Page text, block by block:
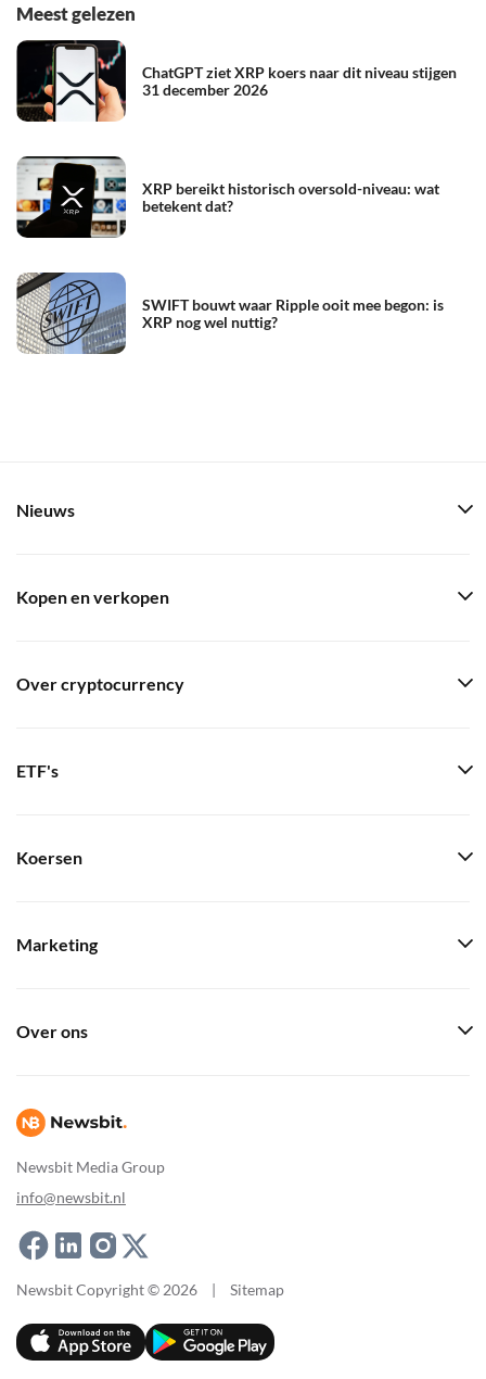
Meest gelezen
ChatGPT ziet XRP koers naar dit niveau stijgen
31 december 2026
XRP bereikt historisch oversold-niveau: wat
betekent dat?
SWIFT bouwt waar Ripple ooit mee begon: is
XRP nog wel nuttig?
Newsbit Media Group
info@newsbit.nl
Nieuws
Kopen en verkopen
Over cryptocurrency
ETF's
Koersen
Marketing
Over ons
Newsbit Copyright © 2026 | Sitemap